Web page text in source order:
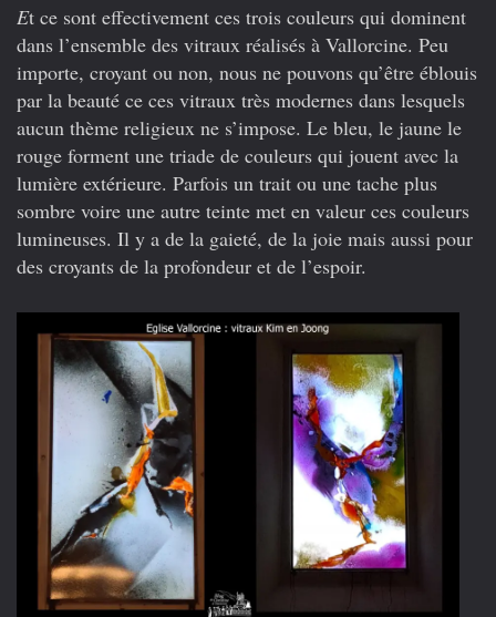
Et ce sont effectivement ces trois couleurs qui dominent
dans l’ensemble des vitraux réalisés à Vallorcine. Peu
importe, croyant ou non, nous ne pouvons qu’être éblouis
par la beauté ce ces vitraux très modernes dans lesquels
aucun thème religieux ne s’impose. Le bleu, le jaune le
rouge forment une triade de couleurs qui jouent avec la
lumière extérieure. Parfois un trait ou une tache plus
sombre voire une autre teinte met en valeur ces couleurs
lumineuses. Il y a de la gaieté, de la joie mais aussi pour
des croyants de la profondeur et de l’espoir.